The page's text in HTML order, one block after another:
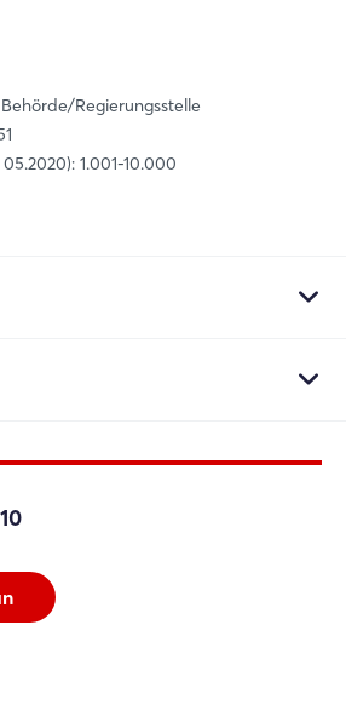
Regierungsstelle
1.001-10.000